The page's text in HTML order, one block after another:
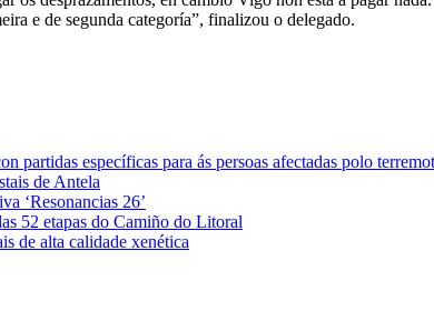
e de segunda categoría”, finalizou o delegado.
partidas específicas para ás persoas afectadas polo
de Antela
‘Resonancias 26’
52 etapas do Camiño do Litoral
de alta calidade xenética